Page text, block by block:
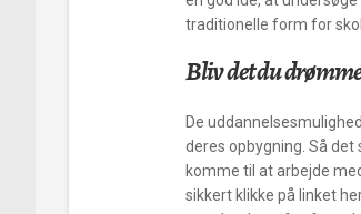
traditionelle form for
Bliv det du
De
deres opbygning. Så
komme til at arbejde
sikkert klikke på linket